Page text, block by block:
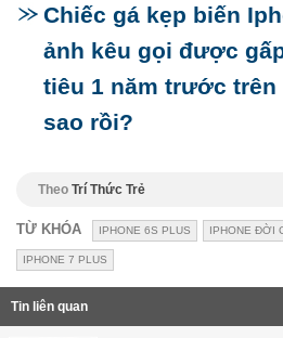
Chiếc gá kẹp biến
ảnh kêu gọi được
tiêu 1 năm trước
sao rồi?
Theo Trí Thức Trẻ
TỪ KHÓA IPHONE 6S PLUS IPHONE ĐỜI
IPHONE 7 PLUS
Tin liên quan